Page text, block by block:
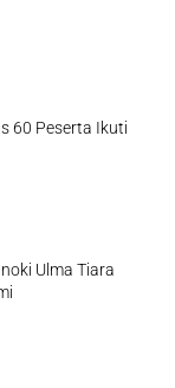
60 Peserta Ikuti
Ulma Tiara